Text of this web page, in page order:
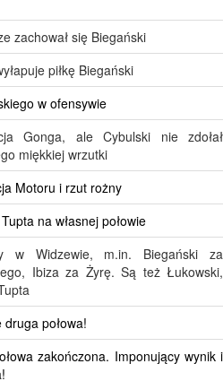
zachował się Biegański
piłkę Biegański
w ofensywie
Gonga, ale Cybulski nie zdołał
miękkiej wrzutki
Motoru i rzut rożny
na własnej połowie
w Widzewie, m.in. Biegański za
Ibiza za Żyrę. Są też Łukowski,
druga połowa!
zakończona. Imponujący wynik i